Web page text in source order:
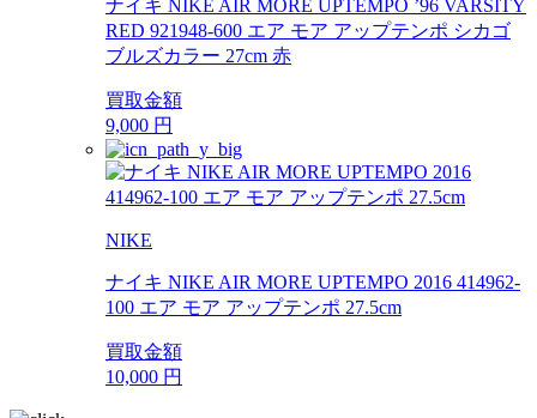
ナイキ NIKE AIR MORE UPTEMPO ’96 VARSITY
RED 921948-600 エア モア アップテンポ シカゴ
ブルズカラー 27cm 赤
買取金額
9,000 円
NIKE
ナイキ NIKE AIR MORE UPTEMPO 2016 414962-
100 エア モア アップテンポ 27.5cm
買取金額
10,000 円